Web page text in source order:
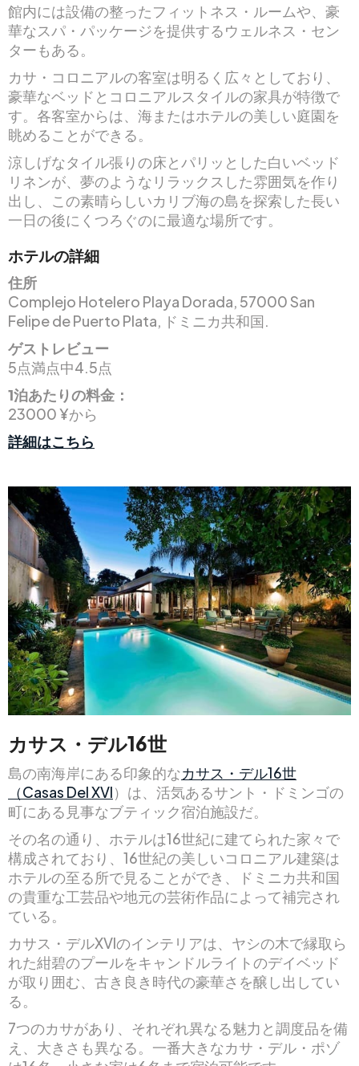
館内には設備の整ったフィットネス・ルームや、豪
華なスパ・パッケージを提供するウェルネス・セン
ターもある。
カサ・コロニアルの客室は明るく広々としており、
豪華なベッドとコロニアルスタイルの家具が特徴で
す。各客室からは、海またはホテルの美しい庭園を
眺めることができる。
涼しげなタイル張りの床とパリッとした白いベッド
リネンが、夢のようなリラックスした雰囲気を作り
出し、この素晴らしいカリブ海の島を探索した長い
一日の後にくつろぐのに最適な場所です。
ホテルの詳細
住所
Complejo Hotelero Playa Dorada, 57000 San
Felipe de Puerto Plata, ドミニカ共和国.
ゲストレビュー
5点満点中4.5点
1泊あたりの料金：
23000 ¥から
詳細はこちら
カサス・デル16世
島の南海岸にある印象的なカサス・デル16世
（Casas Del XVI）は、活気あるサント・ドミンゴの
町にある見事なブティック宿泊施設だ。
その名の通り、ホテルは16世紀に建てられた家々で
構成されており、16世紀の美しいコロニアル建築は
ホテルの至る所で見ることができ、ドミニカ共和国
の貴重な工芸品や地元の芸術作品によって補完され
ている。
カサス・デルXVIのインテリアは、ヤシの木で縁取ら
れた紺碧のプールをキャンドルライトのデイベッド
が取り囲む、古き良き時代の豪華さを醸し出してい
る。
7つのカサがあり、それぞれ異なる魅力と調度品を備
え、大きさも異なる。一番大きなカサ・デル・ポゾ